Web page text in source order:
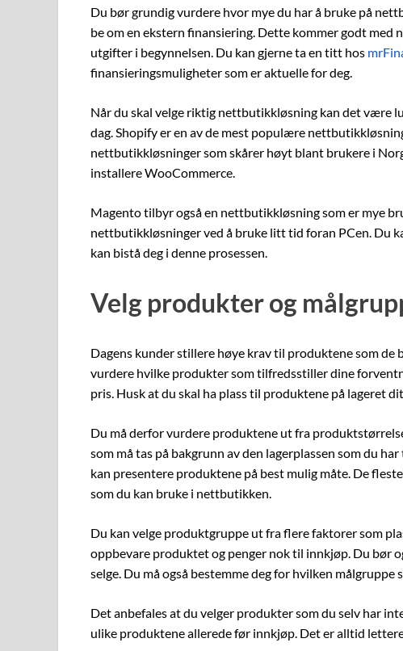
Du bør grundig vurdere hvor mye du har å bruke på
be om en ekstern finansiering. Dette kommer godt med
utgifter i begynnelsen. Du kan gjerne ta en titt hos
finansieringsmuligheter som er aktuelle for deg.
Når du skal velge riktig nettbutikkløsning kan det være
dag. Shopify er en av de mest populære
nettbutikkløsninger som skårer høyt blant brukere i
installere WooCommerce.
Magento tilbyr også en nettbutikkløsning som er mye
nettbutikkløsninger ved å bruke litt tid foran PCen. Du
kan bistå deg i denne prosessen.
Velg produkter og
Dagens kunder stillere høye krav til produktene som
vurdere hvilke produkter som tilfredsstiller dine
pris. Husk at du skal ha plass til produktene på lageret
Du må derfor vurdere produktene ut fra
som må tas på bakgrunn av den lagerplassen som du
kan presentere produktene på best mulig måte. De
som du kan bruke i nettbutikken.
Du kan velge produktgruppe ut fra flere faktorer som
oppbevare produktet og penger nok til innkjøp. Du bør
selge. Du må også bestemme deg for hvilken målgruppe
Det anbefales at du velger produkter som du selv har
ulike produktene allerede før innkjøp. Det er alltid